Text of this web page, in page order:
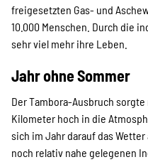
freigesetzten Gas- und
10.000 Menschen. Durch die
sehr viel mehr ihre Leben.
Jahr ohne Sommer
Der Tambora-Ausbruch
Kilometer hoch in die
sich im Jahr darauf das
noch relativ nahe gelegenen